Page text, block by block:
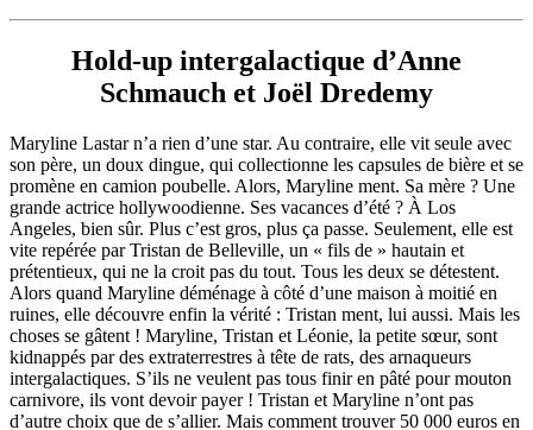
Hold-up intergalactique d’Anne
Schmauch et Joël Dredemy
Maryline Lastar n’a rien d’une star. Au contraire, elle vit seule avec
son père, un doux dingue, qui collectionne les capsules de bière et se
promène en camion poubelle. Alors, Maryline ment. Sa mère ? Une
grande actrice hollywoodienne. Ses vacances d’été ? À Los
Angeles, bien sûr. Plus c’est gros, plus ça passe. Seulement, elle est
vite repérée par Tristan de Belleville, un « fils de » hautain et
prétentieux, qui ne la croit pas du tout. Tous les deux se détestent.
Alors quand Maryline déménage à côté d’une maison à moitié en
ruines, elle découvre enfin la vérité : Tristan ment, lui aussi. Mais les
choses se gâtent ! Maryline, Tristan et Léonie, la petite sœur, sont
kidnappés par des extraterrestres à tête de rats, des arnaqueurs
intergalactiques. S’ils ne veulent pas tous finir en pâté pour mouton
carnivore, ils vont devoir payer ! Tristan et Maryline n’ont pas
d’autre choix que de s’allier. Mais comment trouver 50 000 euros en